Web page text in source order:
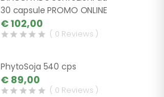
30 capsule PROMO ONLINE
€ 102,00
( 0 Reviews )
PhytoSoja 540 cps
€ 89,00
( 0 Reviews )